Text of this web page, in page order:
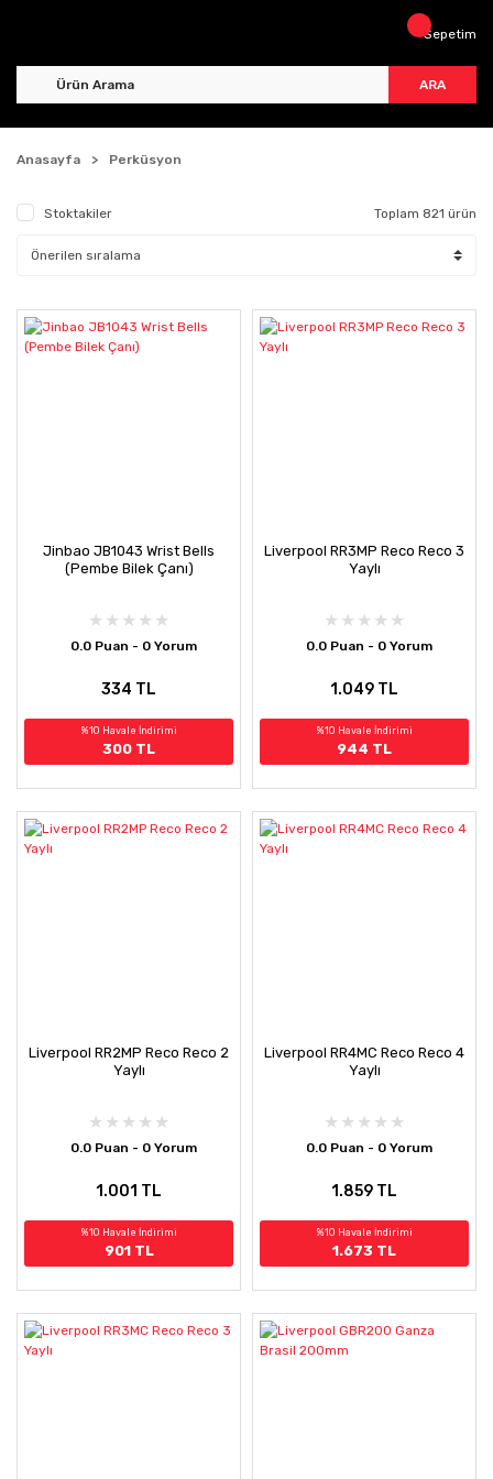
ARA
Sepetim
Anasayfa Perküsyon
Stoktakiler Toplam 821 ürün
Jinbao JB1043 Wrist Bells
(Pembe Bilek Çanı)
0.0 Puan - 0 Yorum
334 TL
%10 Havale İndirimi
300 TL
Liverpool RR3MP Reco Reco 3
Yaylı
0.0 Puan - 0 Yorum
1.049 TL
%10 Havale İndirimi
944 TL
Liverpool RR2MP Reco Reco 2
Yaylı
0.0 Puan - 0 Yorum
1.001 TL
%10 Havale İndirimi
901 TL
Liverpool RR4MC Reco Reco 4
Yaylı
0.0 Puan - 0 Yorum
1.859 TL
%10 Havale İndirimi
1.673 TL